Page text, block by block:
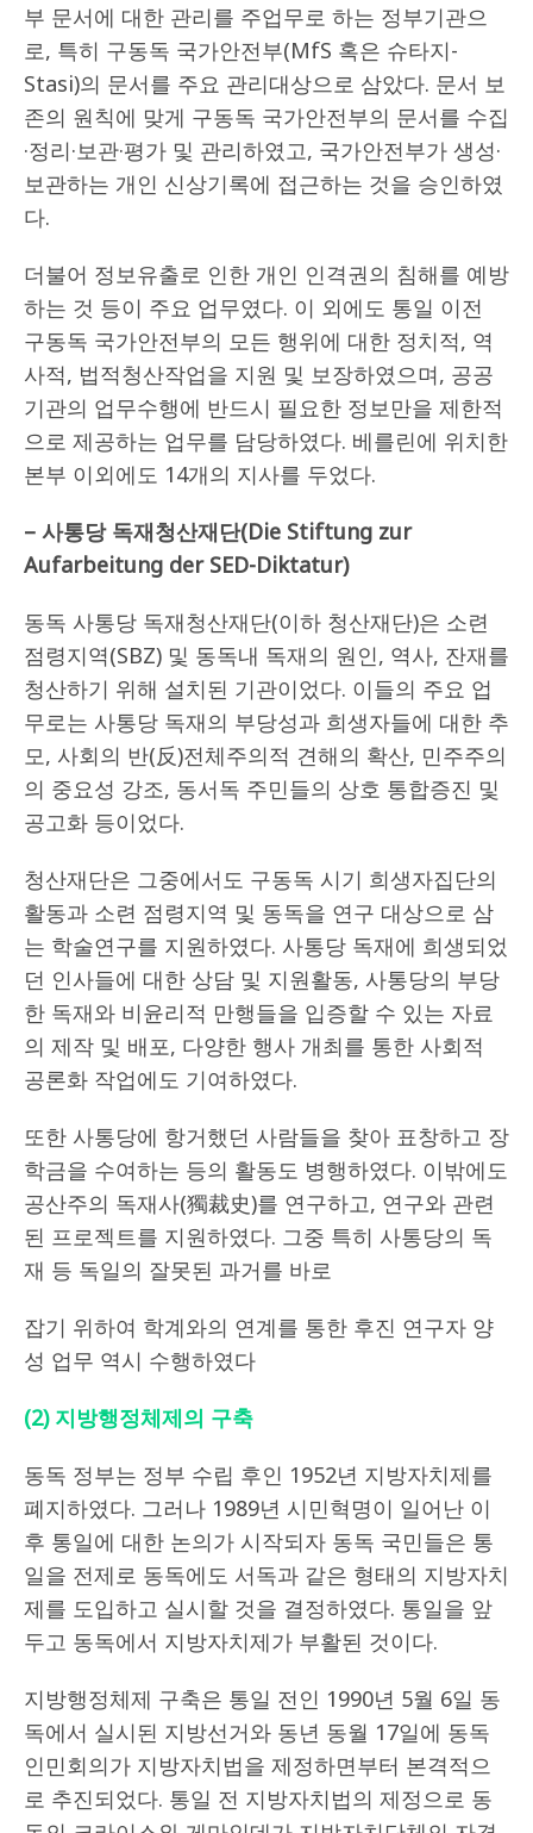
부 문서에 대한 관리를 주업무로 하는 정부기관으
로, 특히 구동독 국가안전부(MfS 혹은 슈타지-
Stasi)의 문서를 주요 관리대상으로 삼았다. 문서 보
존의 원칙에 맞게 구동독 국가안전부의 문서를 수집
·정리·보관·평가 및 관리하였고, 국가안전부가 생성·
보관하는 개인 신상기록에 접근하는 것을 승인하였
다.
더불어 정보유출로 인한 개인 인격권의 침해를 예방
하는 것 등이 주요 업무였다. 이 외에도 통일 이전
구동독 국가안전부의 모든 행위에 대한 정치적, 역
사적, 법적청산작업을 지원 및 보장하였으며, 공공
기관의 업무수행에 반드시 필요한 정보만을 제한적
으로 제공하는 업무를 담당하였다. 베를린에 위치한
본부 이외에도 14개의 지사를 두었다.
– 사통당 독재청산재단(Die Stiftung zur
Aufarbeitung der SED-Diktatur)
동독 사통당 독재청산재단(이하 청산재단)은 소련
점령지역(SBZ) 및 동독내 독재의 원인, 역사, 잔재를
청산하기 위해 설치된 기관이었다. 이들의 주요 업
무로는 사통당 독재의 부당성과 희생자들에 대한 추
모, 사회의 반(反)전체주의적 견해의 확산, 민주주의
의 중요성 강조, 동서독 주민들의 상호 통합증진 및
공고화 등이었다.
청산재단은 그중에서도 구동독 시기 희생자집단의
활동과 소련 점령지역 및 동독을 연구 대상으로 삼
는 학술연구를 지원하였다. 사통당 독재에 희생되었
던 인사들에 대한 상담 및 지원활동, 사통당의 부당
한 독재와 비윤리적 만행들을 입증할 수 있는 자료
의 제작 및 배포, 다양한 행사 개최를 통한 사회적
공론화 작업에도 기여하였다.
또한 사통당에 항거했던 사람들을 찾아 표창하고 장
학금을 수여하는 등의 활동도 병행하였다. 이밖에도
공산주의 독재사(獨裁史)를 연구하고, 연구와 관련
된 프로젝트를 지원하였다. 그중 특히 사통당의 독
재 등 독일의 잘못된 과거를 바로
잡기 위하여 학계와의 연계를 통한 후진 연구자 양
성 업무 역시 수행하였다
(2) 지방행정체제의 구축
동독 정부는 정부 수립 후인 1952년 지방자치제를
폐지하였다. 그러나 1989년 시민혁명이 일어난 이
후 통일에 대한 논의가 시작되자 동독 국민들은 통
일을 전제로 동독에도 서독과 같은 형태의 지방자치
제를 도입하고 실시할 것을 결정하였다. 통일을 앞
두고 동독에서 지방자치제가 부활된 것이다.
지방행정체제 구축은 통일 전인 1990년 5월 6일 동
독에서 실시된 지방선거와 동년 동월 17일에 동독
인민회의가 지방자치법을 제정하면부터 본격적으
로 추진되었다. 통일 전 지방자치법의 제정으로 동